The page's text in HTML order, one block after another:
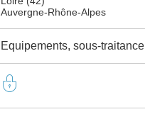
Auvergne-Rhône-Alpes
Equipements, sous-traitance